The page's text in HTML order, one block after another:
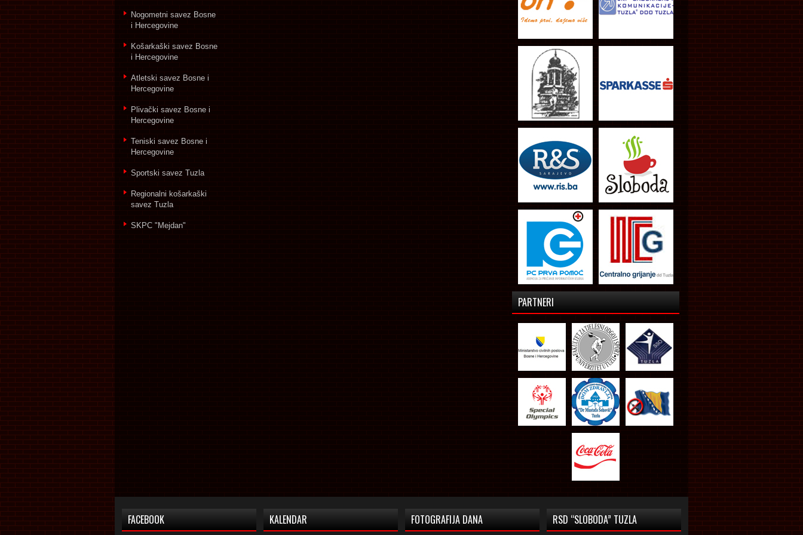
Nogometni savez Bosne
i Hercegovine
Košarkaški savez Bosne
i Hercegovine
Atletski savez Bosne i
Hercegovine
Plivački savez Bosne i
Hercegovine
Teniski savez Bosne i
Hercegovine
Sportski savez Tuzla
Regionalni košarkaški
savez Tuzla
SKPC "Mejdan"
PARTNERI
FACEBOOK KALENDAR FOTOGRAFIJA DANA RSD “SLOBODA” TUZLA